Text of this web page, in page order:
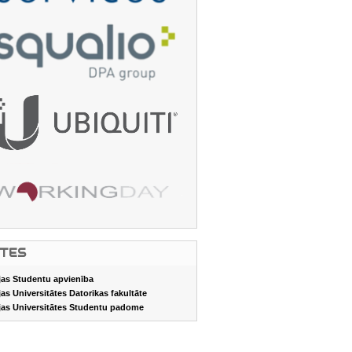
Studentu apvienība
Universitātes Datorikas fakultāte
Universitātes Studentu padome